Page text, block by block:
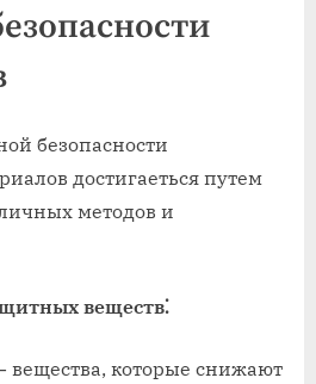
безопасности
достигаеться путем
методов и
веществ⁚
которые снижают